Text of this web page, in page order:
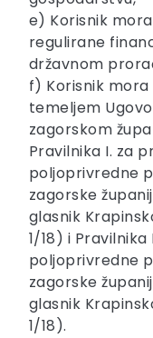
e) Korisnik
regulirane
državnom
f) Korisnik
temeljem
zagorskom
Pravilnika I. za
poljoprivredne
zagorske
glasnik
1/18) i
poljoprivredne
zagorske
glasnik
1/18).